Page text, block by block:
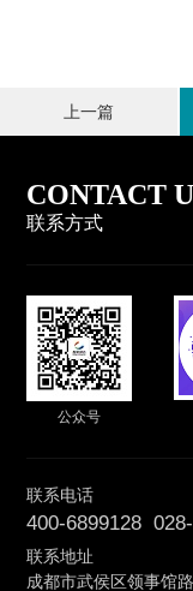
上一篇
CONTACT
联系方式
公众号
联系电话
400-6899128
联系地址
成都市武侯区领事馆